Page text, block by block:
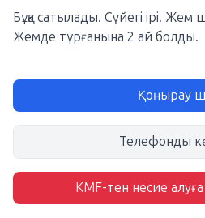
Бұқа сатылады. Сүйегі ірі.
Жемде тұрғанына 2 ай болды.
Қоңырау
Телефонды
KMF-тен несие алуға